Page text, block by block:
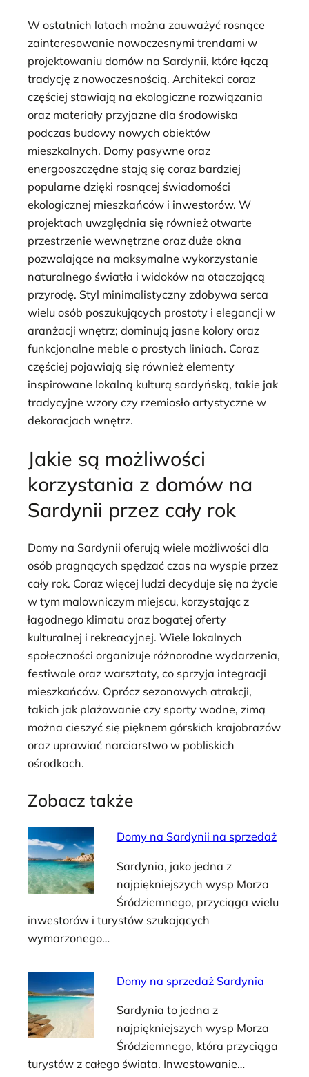
W ostatnich latach można zauważyć rosnące
zainteresowanie nowoczesnymi trendami w
projektowaniu domów na Sardynii, które łączą
tradycję z nowoczesnością. Architekci coraz
częściej stawiają na ekologiczne rozwiązania
oraz materiały przyjazne dla środowiska
podczas budowy nowych obiektów
mieszkalnych. Domy pasywne oraz
energooszczędne stają się coraz bardziej
popularne dzięki rosnącej świadomości
ekologicznej mieszkańców i inwestorów. W
projektach uwzględnia się również otwarte
przestrzenie wewnętrzne oraz duże okna
pozwalające na maksymalne wykorzystanie
naturalnego światła i widoków na otaczającą
przyrodę. Styl minimalistyczny zdobywa serca
wielu osób poszukujących prostoty i elegancji w
aranżacji wnętrz; dominują jasne kolory oraz
funkcjonalne meble o prostych liniach. Coraz
częściej pojawiają się również elementy
inspirowane lokalną kulturą sardyńską, takie jak
tradycyjne wzory czy rzemiosło artystyczne w
dekoracjach wnętrz.
Jakie są możliwości
korzystania z domów na
Sardynii przez cały rok
Domy na Sardynii oferują wiele możliwości dla
osób pragnących spędzać czas na wyspie przez
cały rok. Coraz więcej ludzi decyduje się na życie
w tym malowniczym miejscu, korzystając z
łagodnego klimatu oraz bogatej oferty
kulturalnej i rekreacyjnej. Wiele lokalnych
społeczności organizuje różnorodne wydarzenia,
festiwale oraz warsztaty, co sprzyja integracji
mieszkańców. Oprócz sezonowych atrakcji,
takich jak plażowanie czy sporty wodne, zimą
można cieszyć się pięknem górskich krajobrazów
oraz uprawiać narciarstwo w pobliskich
ośrodkach.
Zobacz także
Domy na Sardynii na sprzedaż
Sardynia, jako jedna z
najpiękniejszych wysp Morza
Śródziemnego, przyciąga wielu
inwestorów i turystów szukających
wymarzonego…
Domy na sprzedaż Sardynia
Sardynia to jedna z
najpiękniejszych wysp Morza
Śródziemnego, która przyciąga
turystów z całego świata. Inwestowanie…